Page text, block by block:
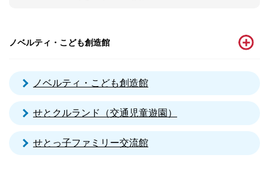
ノベルティ・こども創造館
ノベルティ・こども創造館
せとクルランド（交通児童遊園）
せとっ子ファミリー交流館